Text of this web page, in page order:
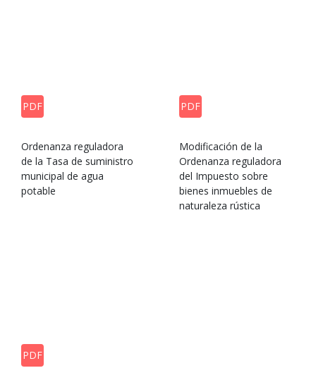
PDF
Ordenanza reguladora
de la Tasa de suministro
municipal de agua
potable
PDF
Modificación de la
Ordenanza reguladora
del Impuesto sobre
bienes inmuebles de
naturaleza rústica
PDF